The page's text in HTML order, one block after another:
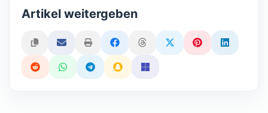
Artikel weitergeben